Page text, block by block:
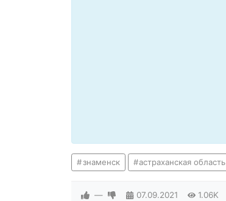
знаменск астраханская область
— 07.09.2021 1.06K